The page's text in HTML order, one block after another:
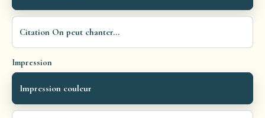
Citation On peut chanter...
Impression
Impression couleur